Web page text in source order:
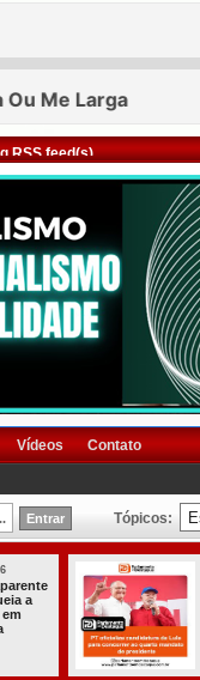
RSS feed(s)
Vídeos Contato
Tópicos:
a